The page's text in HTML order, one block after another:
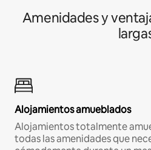
Amenidades y
Alojamientos amueblados
Alojamientos totalmente
todas las amenidades que